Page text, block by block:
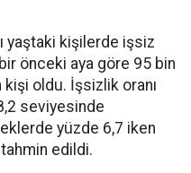
yaştaki kişilerde işsiz
bir önceki aya göre 95 bin
oldu. İşsizlik oranı
seviyesinde
yüzde 6,7 iken
edildi.